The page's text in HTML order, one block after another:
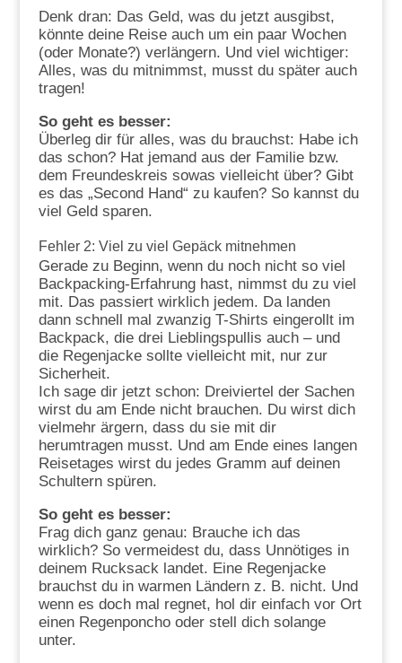
Denk dran: Das Geld, was du jetzt ausgibst,
könnte deine Reise auch um ein paar Wochen
(oder Monate?) verlängern. Und viel wichtiger:
Alles, was du mitnimmst, musst du später auch
tragen!
So geht es besser:
Überleg dir für alles, was du brauchst: Habe ich
das schon? Hat jemand aus der Familie bzw.
dem Freundeskreis sowas vielleicht über? Gibt
es das „Second Hand“ zu kaufen? So kannst du
viel Geld sparen.
Fehler 2: Viel zu viel Gepäck mitnehmen
Gerade zu Beginn, wenn du noch nicht so viel
Backpacking-Erfahrung hast, nimmst du zu viel
mit. Das passiert wirklich jedem. Da landen
dann schnell mal zwanzig T-Shirts eingerollt im
Backpack, die drei Lieblingspullis auch – und
die Regenjacke sollte vielleicht mit, nur zur
Sicherheit.
Ich sage dir jetzt schon: Dreiviertel der Sachen
wirst du am Ende nicht brauchen. Du wirst dich
vielmehr ärgern, dass du sie mit dir
herumtragen musst. Und am Ende eines langen
Reisetages wirst du jedes Gramm auf deinen
Schultern spüren.
So geht es besser:
Frag dich ganz genau: Brauche ich das
wirklich? So vermeidest du, dass Unnötiges in
deinem Rucksack landet. Eine Regenjacke
brauchst du in warmen Ländern z. B. nicht. Und
wenn es doch mal regnet, hol dir einfach vor Ort
einen Regenponcho oder stell dich solange
unter.